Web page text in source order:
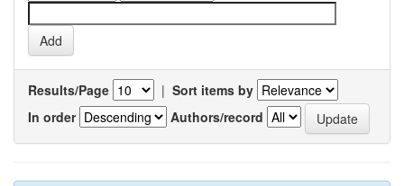
Results/Page | Sort items by
In order
Authors/record